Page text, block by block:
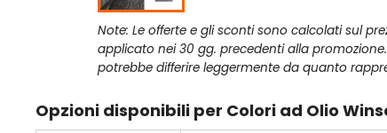
Note: Le offerte e gli sconti sono calcolati sul
applicato nei 30 gg. precedenti alla
potrebbe differire leggermente da quanto
Opzioni disponibili per Colori ad Olio